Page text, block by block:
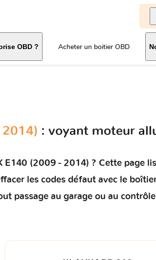
OBD ? Acheter un boitier OBD
2014) : voyant moteur
E140 (2009 - 2014) ? Cette page
les codes défautavec le
passage au garage ou au